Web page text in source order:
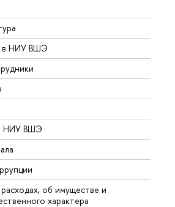
в НИУ ВШЭ
НИУ ВШЭ
об имуществе и
характера